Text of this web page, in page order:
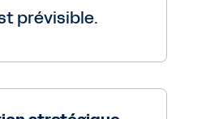
prévisible.